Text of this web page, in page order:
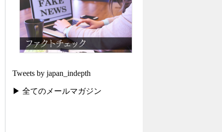
Tweets by japan_indepth
▶ 全てのメールマガジン